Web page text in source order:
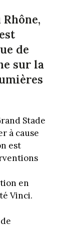
de
sur la
Stade
à cause
est
en
Vinci.